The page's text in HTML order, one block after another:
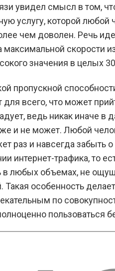
увидел смысл в том,
услугу, которой любой
чем доволен. Речь
максимальной скорости
значения в целых
пропускной
для всего, что может
ведь никак иначе в
и не может. Любой
раз и навсегда забыть
интернет-трафика, то
в любых объемах, не
Такая особенность
по
пользоваться